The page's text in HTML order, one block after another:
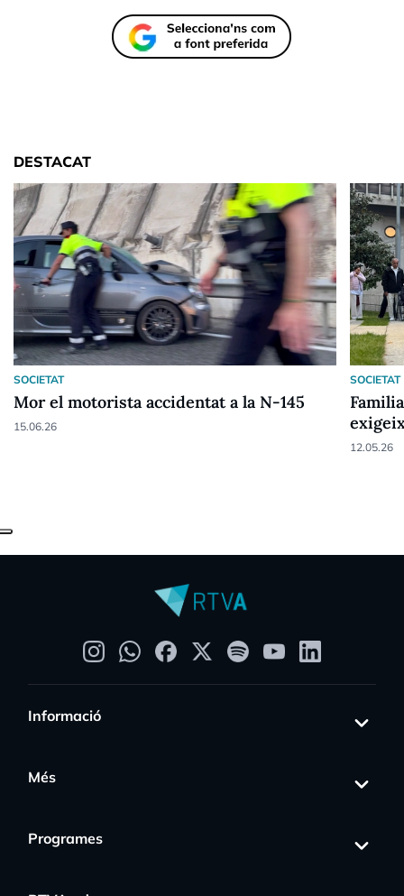
DESTACAT
SOCIETAT
Mor el motorista accidentat a la N-145
15.06.26
SOCIETAT
12.05.26
Informació
Més
Programes